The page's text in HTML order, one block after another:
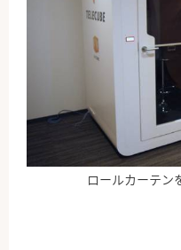
ロールカーテン